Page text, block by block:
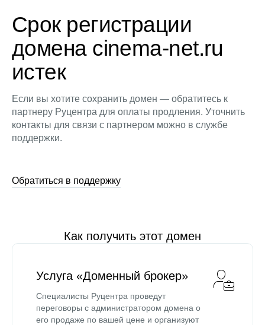
Срок регистрации
домена cinema-net.ru
истек
Если вы хотите сохранить домен — обратитесь к
партнеру Руцентра для оплаты продления. Уточнить
контакты для связи с партнером можно в службе
поддержки.
Обратиться в поддержку
Как получить этот домен
Услуга «Доменный брокер»
Специалисты Руцентра проведут
переговоры с администратором домена о
его продаже по вашей цене и организуют